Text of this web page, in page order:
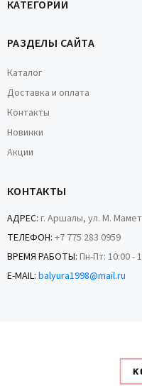
КАТЕГОРИИ
РАЗДЕЛЫ САЙТА
Каталог
Доставка и оплата
Контакты
Новинки
Акции
КОНТАКТЫ
АДРЕС: г. Аршалы, ул. М.
ТЕЛЕФОН: +7 775 283 0959
ВРЕМЯ РАБОТЫ: Пн-Пт: 10:00 -
E-MAIL: balyura1998@mail.ru